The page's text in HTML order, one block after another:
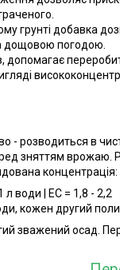
грунті добавка
дощовою погодою.
допомагає
- розводиться в
зняттям врожаю.
концентрація:
л води | EC = 1,8 - 2,2
кожен другий
зважений осад.